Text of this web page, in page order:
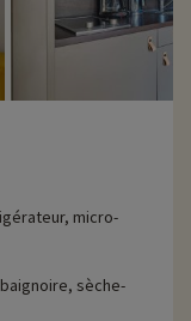
micro-
sèche-